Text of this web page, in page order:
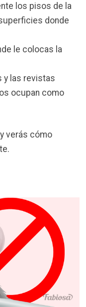
los pisos de la
donde
le colocas la
y las revistas
ocupan como
verás cómo